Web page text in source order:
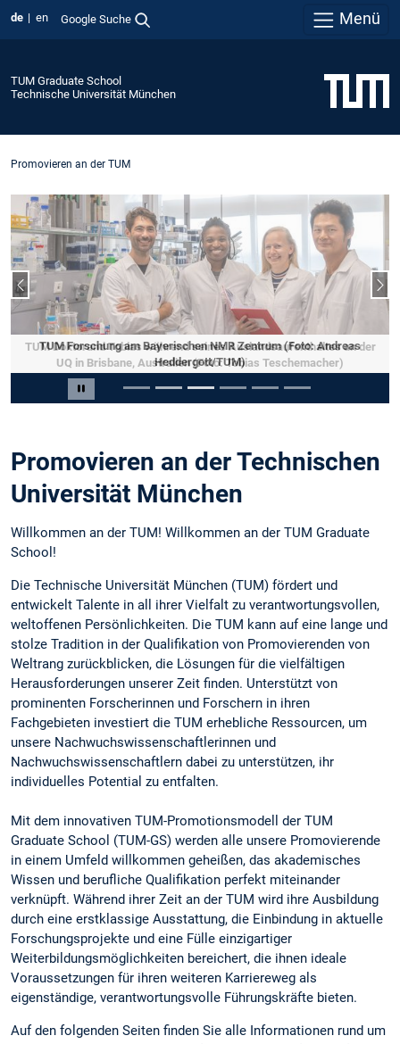
de en Google Suche Menü
TUM Graduate School
Technische Universität München
Promovieren an der TUM
Carousel pausieren
TUM Doktorand Tobias während seines Auslandsaufenthaltes an der
UQ in Brisbane, Australien (Foto: Tobias Teschemacher)
Vorheriger Slide
Slide 3 von 6
Promovieren an der Technischen
Universität München
Willkommen an der TUM! Willkommen an der TUM Graduate
School!
Die Technische Universität München (TUM) fördert und
entwickelt Talente in all ihrer Vielfalt zu verantwortungsvollen,
weltoffenen Persönlichkeiten. Die TUM kann auf eine lange und
stolze Tradition in der Qualifikation von Promovierenden von
Weltrang zurückblicken, die Lösungen für die vielfältigen
Herausforderungen unserer Zeit finden. Unterstützt von
prominenten Forscherinnen und Forschern in ihren
Fachgebieten investiert die TUM erhebliche Ressourcen, um
unsere Nachwuchswissenschaftlerinnen und
Nachwuchswissenschaftlern dabei zu unterstützen, ihr
individuelles Potential zu entfalten.
Mit dem innovativen TUM-Promotionsmodell der TUM
Graduate School (TUM-GS) werden alle unsere Promovierende
in einem Umfeld willkommen geheißen, das akademisches
Wissen und berufliche Qualifikation perfekt miteinander
verknüpft. Während ihrer Zeit an der TUM wird ihre Ausbildung
durch eine erstklassige Ausstattung, die Einbindung in aktuelle
Forschungsprojekte und eine Fülle einzigartiger
Weiterbildungsmöglichkeiten bereichert, die ihnen ideale
Voraussetzungen für ihren weiteren Karriereweg als
eigenständige, verantwortungsvolle Führungskräfte bieten.
Auf den folgenden Seiten finden Sie alle Informationen rund um